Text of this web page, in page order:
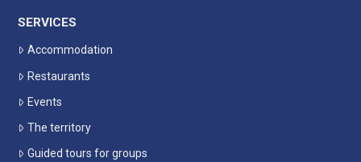
SERVICES
Accommodation
Restaurants
Events
The territory
Guided tours for groups